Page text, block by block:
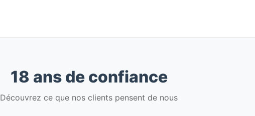
18 ans de confiance
Découvrez ce que nos clients pensent de nous